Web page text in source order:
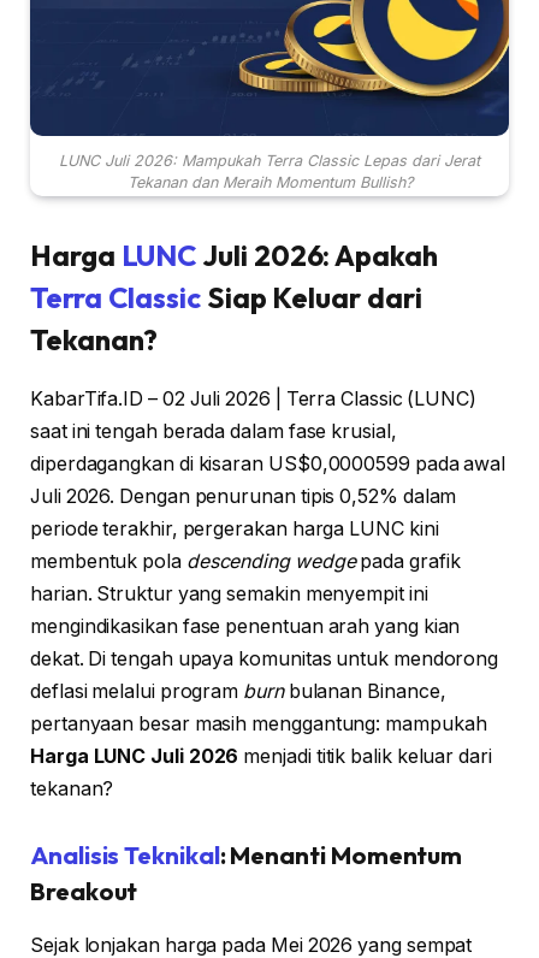
LUNC Juli 2026: Mampukah Terra Classic Lepas dari Jerat
Tekanan dan Meraih Momentum Bullish?
Harga LUNC Juli 2026: Apakah
Terra ClassicSiap Keluar dari
Tekanan?
KabarTifa.ID – 02 Juli 2026 | Terra Classic (LUNC)
saat ini tengah berada dalam fase krusial,
diperdagangkan di kisaran US$0,0000599 pada awal
Juli 2026. Dengan penurunan tipis 0,52% dalam
periode terakhir, pergerakan harga LUNC kini
membentuk pola descending wedgepada grafik
harian. Struktur yang semakin menyempit ini
mengindikasikan fase penentuan arah yang kian
dekat. Di tengah upaya komunitas untuk mendorong
deflasi melalui program burnbulanan Binance,
pertanyaan besar masih menggantung: mampukah
Harga LUNC Juli 2026 menjadi titik balik keluar dari
tekanan?
Analisis Teknikal: Menanti Momentum
Breakout
Sejak lonjakan harga pada Mei 2026 yang sempat